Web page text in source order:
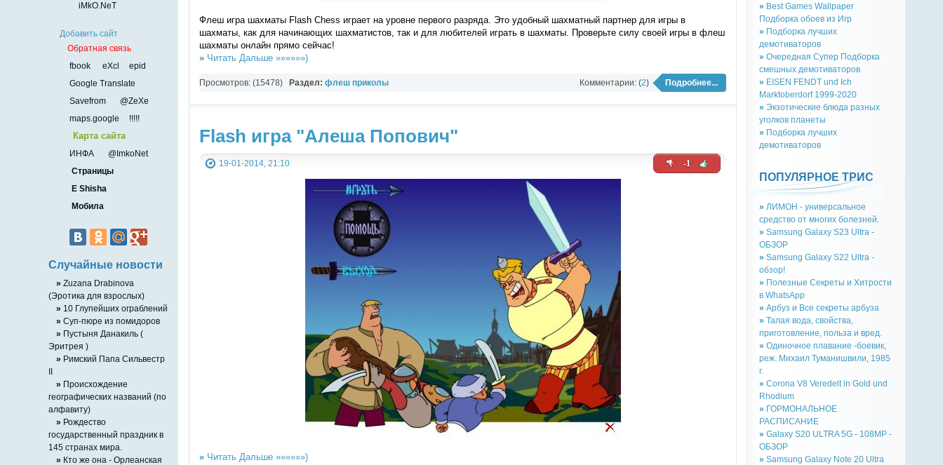
Флеш игра шахматы Flash Chess играет на уровне первого разряда. Это удобный шахматный партнер для игры в
шахматы, как для начинающих шахматистов, так и для любителей играть в шахматы. Проверьте силу своей игры в флеш
шахматы онлайн прямо сейчас!
»Читать Дальше »»»»»»)
Подробнее...
Комментарии: (2)
Просмотров: (15478) Раздел: флеш приколы
Flash игра "Алеша Попович"
-1
19-01-2014, 21:10
»Читать Дальше »»»»»»)
» Best Games Wallpaper
Подборка обоев из Игр
» Подборка лучших
демотиваторов
» Очередная Супер Подборка
смешных демотиваторов
» EISEN FENDT und Ich
Marktoberdorf 1999-2020
» Экзотические блюда разных
уголков планеты
» Подборка лучших
демотиваторов
ПОПУЛЯРНОЕ ТРИС
» ЛИМОН - универсальное
средство от многих болезней.
» Samsung Galaxy S23 Ultra -
ОБЗОР
» Samsung Galaxy S22 Ultra -
обзор!
» Полезные Секреты и Хитрости
в WhatsApp
» Арбуз и Все секреты арбуза
» Талая вода, свойства,
приготовление, польза и вред.
» Одиночное плавание -боевик,
реж. Михаил Туманишвили, 1985
г.
» Corona V8 Veredelt in Gold und
Rhodium
» ГОРМОНАЛЬНОЕ
РАСПИСАНИЕ
» Galaxy S20 ULTRA 5G - 108MP -
ОБЗОР
» Samsung Galaxy Note 20 Ultra
iMkO.NeT
Добавить сайт
Обратная связь
fbook
eXcl
epid
Google Translate
Savefrom
@ZeXe
maps.google
!!!!!
Карта сайта
ИНФА
@ImkoNet
Страницы
E Shisha
Мобила
Случайные новости
» Zuzana Drabinova
(Эротика для взрослых)
» 10 Глупейших ограблений
» Суп-пюре из помидоров
» Пустыня Данакиль (
Эритрея )
» Римский Папа Сильвестр
II
» Происхождение
географических названий (по
алфавиту)
» Рождество
государственный праздник в
145 странах мира.
» Кто же она - Орлеанская